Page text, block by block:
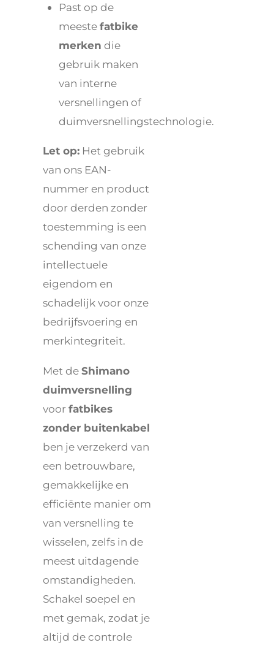
Past op de
meestefatbike
merken die
gebruik maken
van interne
versnellingen of
duimversnellingstechnologie.
Let op: Het gebruik
van ons EAN-
nummer en product
door derden zonder
toestemming is een
schending van onze
intellectuele
eigendom en
schadelijk voor onze
bedrijfsvoering en
merkintegriteit.
Met deShimano
duimversnelling
voorfatbikes
zonder buitenkabel
ben je verzekerd van
een betrouwbare,
gemakkelijke en
efficiënte manier om
van versnelling te
wisselen, zelfs in de
meest uitdagende
omstandigheden.
Schakel soepel en
met gemak, zodat je
altijd de controle